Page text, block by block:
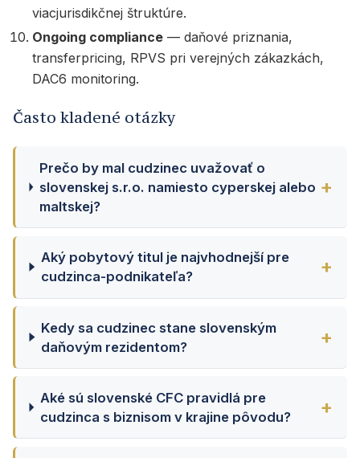
viacjurisdikčnej štruktúre.
Ongoing compliance — daňové priznania,
transferpricing, RPVS pri verejných zákazkách,
DAC6 monitoring.
Často kladené otázky
Prečo by mal cudzinec uvažovať o
slovenskej s.r.o. namiesto cyperskej alebo
maltskej?
Aký pobytový titul je najvhodnejší pre
cudzinca-podnikateľa?
Kedy sa cudzinec stane slovenským
daňovým rezidentom?
Aké sú slovenské CFC pravidlá pre
cudzinca s biznisom v krajine pôvodu?